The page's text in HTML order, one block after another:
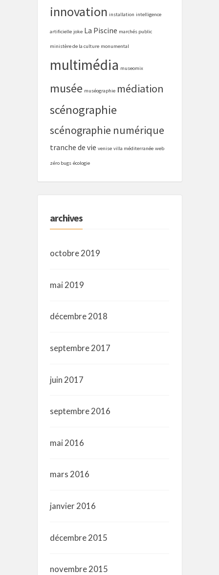
innovation installation intelligence
artificielle joke La Piscine marchés public
ministère de la culture monumental
multimédia museomix
musée muséographie médiation
scénographie
scénographie numérique
tranche de vie venise villa méditerranée web
zéro bugs écologie
archives
octobre 2019
mai 2019
décembre 2018
septembre 2017
juin 2017
septembre 2016
mai 2016
mars 2016
janvier 2016
décembre 2015
novembre 2015